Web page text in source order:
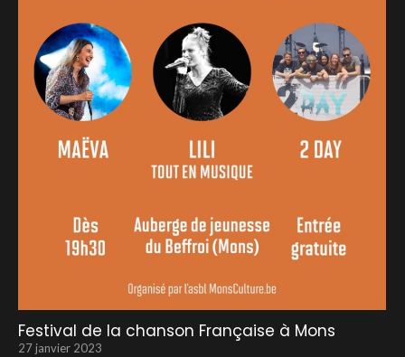
Festival de la chanson Française à Mons
27 janvier 2023